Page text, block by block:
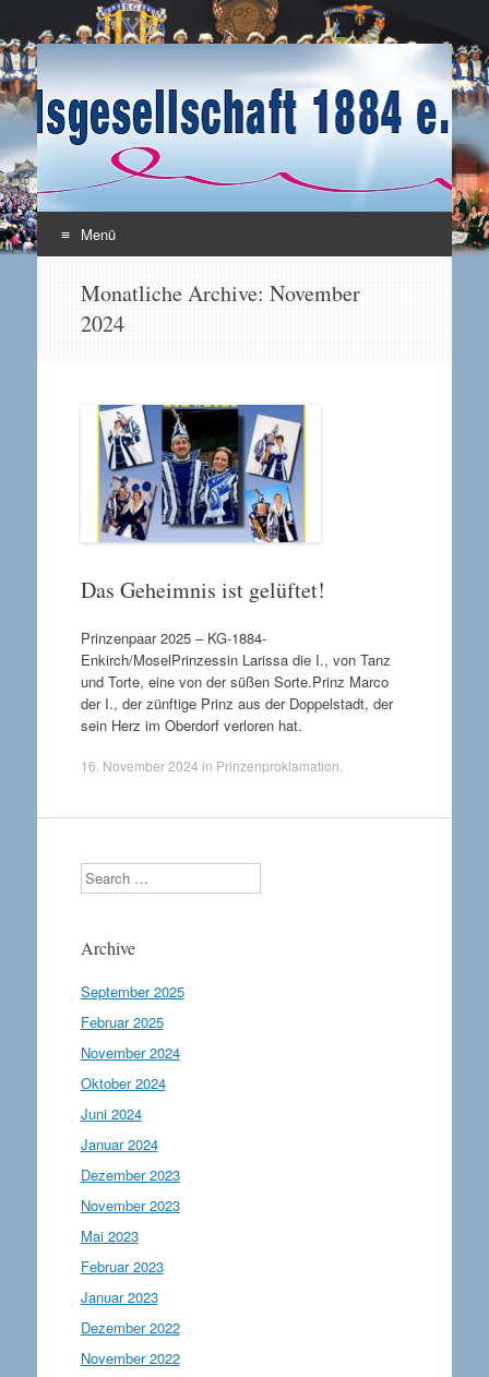
Karnevalsgesellschaft
1884 e.V.
Enkirch / Mosel
Menü
Monatliche Archive: November
2024
Das Geheimnis ist gelüftet!
Prinzenpaar 2025 – KG-1884-
Enkirch/MoselPrinzessin Larissa die I., von Tanz
und Torte, eine von der süßen Sorte.Prinz Marco
der I., der zünftige Prinz aus der Doppelstadt, der
sein Herz im Oberdorf verloren hat.
16. November 2024 in Prinzenproklamation
Search
Archive
September 2025
Februar 2025
November 2024
Oktober 2024
Juni 2024
Januar 2024
Dezember 2023
November 2023
Mai 2023
Februar 2023
Januar 2023
Dezember 2022
November 2022